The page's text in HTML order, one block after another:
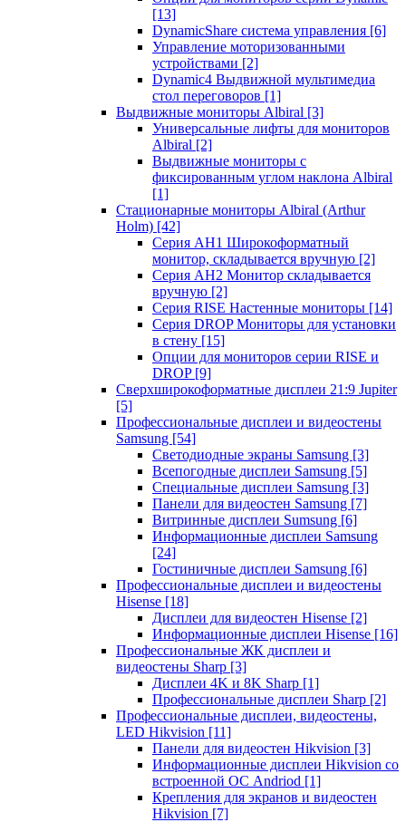
[13]
DynamicShare система управления [6]
Управление моторизованными
устройствами [2]
Dynamic4 Выдвижной мультимедиа
стол переговоров [1]
Выдвижные мониторы Albiral [3]
Универсальные лифты для мониторов
Albiral [2]
Выдвижные мониторы с
фиксированным углом наклона Albiral
[1]
Стационарные мониторы Albiral (Arthur
Holm) [42]
Серия AH1 Широкоформатный
монитор, складывается вручную [2]
Серия AH2 Монитор складывается
вручную [2]
Серия RISE Настенные мониторы [14]
Серия DROP Мониторы для установки
в стену [15]
Опции для мониторов серии RISE и
DROP [9]
Сверхширокоформатные дисплеи 21:9 Jupiter
[5]
Профессиональные дисплеи и видеостены
Samsung [54]
Светодиодные экраны Samsung [3]
Всепогодные дисплеи Samsung [5]
Специальные дисплеи Samsung [3]
Панели для видеостен Samsung [7]
Витринные дисплеи Sumsung [6]
Информационные дисплеи Samsung
[24]
Гостиничные дисплеи Samsung [6]
Профессиональные дисплеи и видеостены
Hisense [18]
Дисплеи для видеостен Hisense [2]
Информационные дисплеи Hisense [16]
Профессиональные ЖК дисплеи и
видеостены Sharp [3]
Дисплеи 4K и 8K Sharp [1]
Профессиональные дисплеи Sharp [2]
Профессиональные дисплеи, видеостены,
LED Hikvision [11]
Панели для видеостен Hikvision [3]
Информационные дисплеи Hikvision со
встроенной ОС Andriod [1]
Крепления для экранов и видеостен
Hikvision [7]